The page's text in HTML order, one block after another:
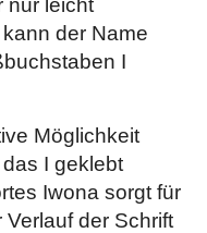
nur leicht
der Name
I
Möglichkeit
I geklebt
Iwona sorgt für
der Schrift